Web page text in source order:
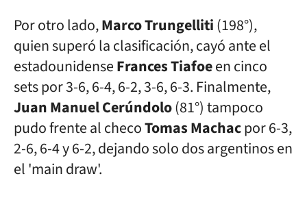
Por otro lado,Marco Trungelliti(198°),
quien superó la clasificación, cayó ante el
estadounidenseFrances Tiafoeen cinco
sets por 3-6, 6-4, 6-2, 3-6, 6-3. Finalmente,
Juan Manuel Cerúndolo(81°) tampoco
pudo frente al checoTomas Machacpor 6-3,
2-6, 6-4 y 6-2, dejando solo dos argentinos en
el 'main draw'.